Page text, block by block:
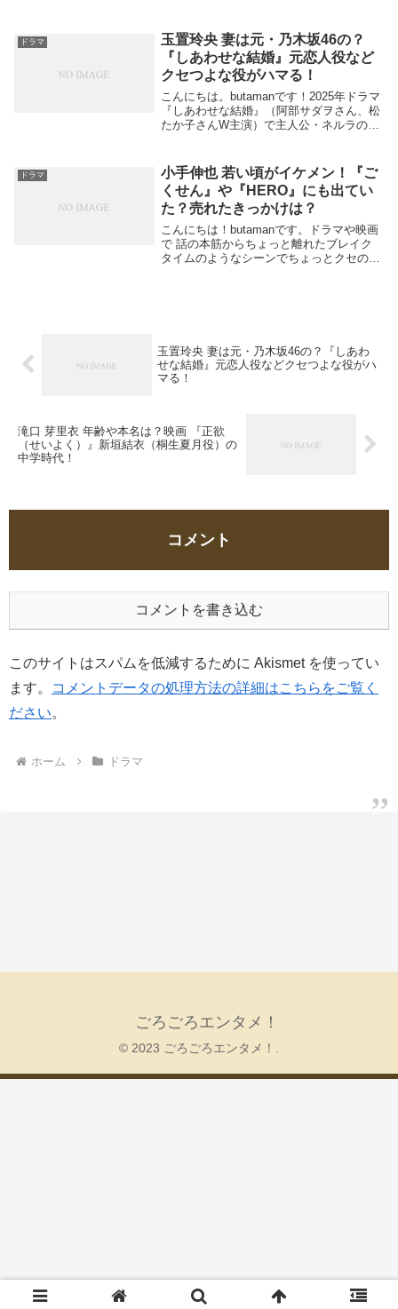
プロフィールについて深堀していきま
す。...
ドラマ
玉置玲央 妻は元・乃木坂46の？
『しあわせな結婚』元恋人役など
クセつよな役がハマる！
こんにちは。butamanです！2025年ドラマ
『しあわせな結婚』（阿部サダヲさん、松
たか子さんW主演）で主人公・ネルラの
クセの強い役を演じていて画面に映ってい
る...
ドラマ
小手伸也 若い頃がイケメン！『ご
くせん』や『HERO』にも出てい
た？売れたきっかけは？
こんにちは！butamanです。ドラマや映画
で 話の本筋からちょっと離れたブレイク
タイムのようなシーンでちょっとクセのあ
玉置玲央 妻は元・乃木坂46の？『しあわ
せな結婚』元恋人役などクセつよな役がハ
マる！
滝口 芽里衣 年齢や本名は？映画 『正欲
（せいよく）』新垣結衣（桐生夏月役）の
中学時代！
コメント
コメントを書き込む
このサイトはスパムを低減するために Akismet を使ってい
ます。
コメントデータの処理方法の詳細はこちらをご覧く
ださい。
ホーム ドラマ
ごろごろエンタメ！
© 2023 ごろごろエンタメ！.